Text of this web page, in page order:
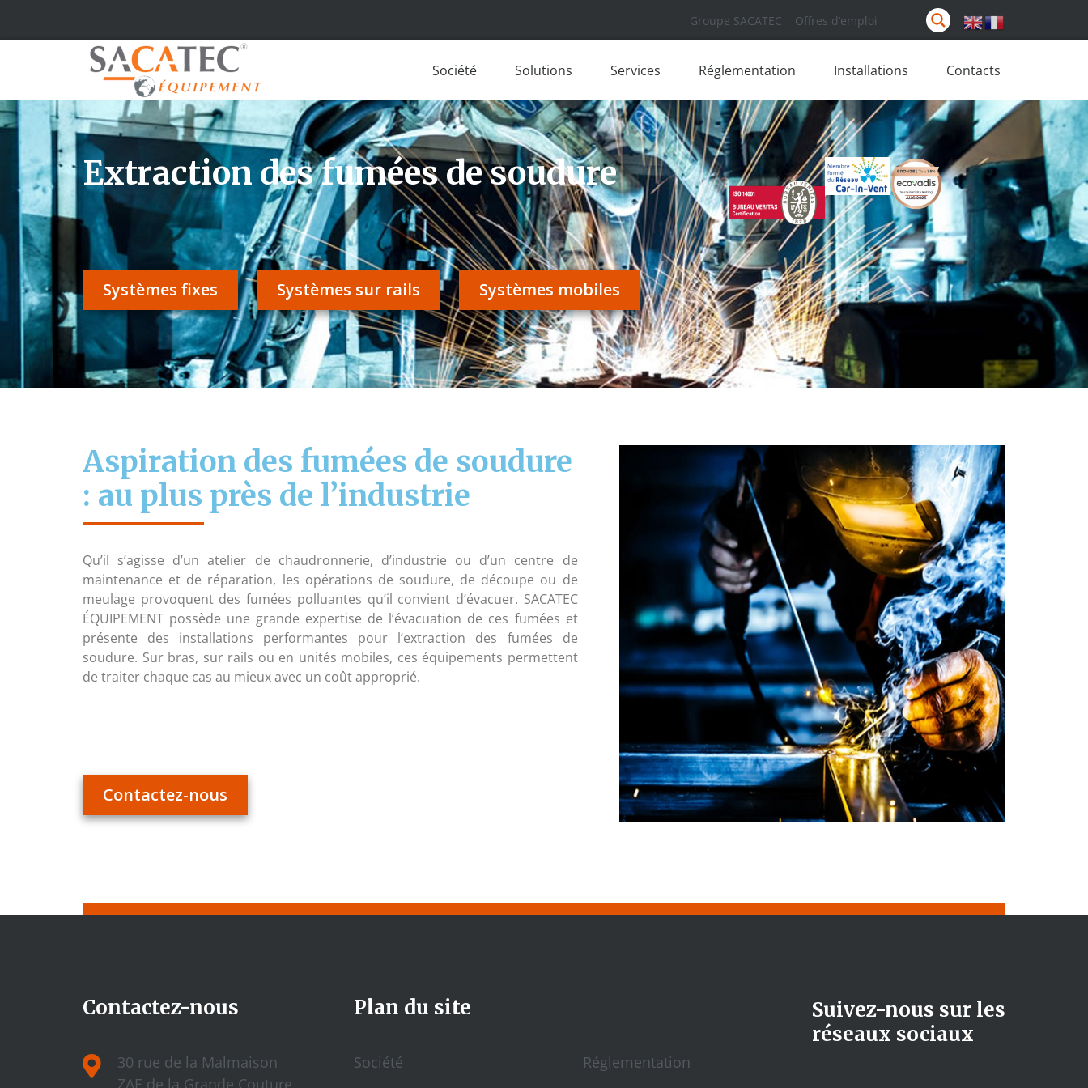
Groupe SACATEC Offres d’emploi
Société Solutions Services Réglementation Installations Contacts
Extraction des fumées de soudure
Systèmes fixes Systèmes sur rails Systèmes mobiles
Aspiration des fumées de soudure
: au plus près de l’industrie
Qu’il s’agisse d’un atelier de chaudronnerie, d’industrie ou d’un centre de
maintenance et de réparation, les opérations de soudure, de découpe ou de
meulage provoquent des fumées polluantes qu’il convient d’évacuer. SACATEC
ÉQUIPEMENT possède une grande expertise de l’évacuation de ces fumées et
présente des installations performantes pour l’extraction des fumées de
soudure. Sur bras, sur rails ou en unités mobiles, ces équipements permettent
de traiter chaque cas au mieux avec un coût approprié.
Contactez-nous
Contactez-nous
30 rue de la Malmaison
ZAE de la Grande Couture
Plan du site
Société Réglementation
Suivez-nous sur les
réseaux sociaux